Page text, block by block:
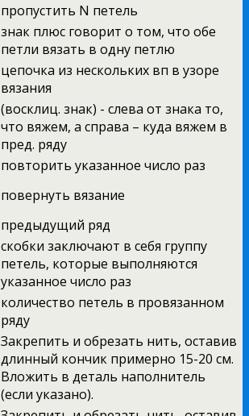
пропустить N петель
знак плюс говорит о том, что обе
петли вязать в одну петлю
цепочка из нескольких вп в узоре
вязания
(восклиц. знак) - слева от знака то,
что вяжем, а справа – куда вяжем в
пред. ряду
повторить указанное число раз
повернуть вязание
предыдущий ряд
скобки заключают в себя группу
петель, которые выполняются
указанное число раз
количество петель в провязанном
ряду
Закрепить и обрезать нить, оставив
длинный кончик примерно 15-20 см.
Вложить в деталь наполнитель
(если указано).